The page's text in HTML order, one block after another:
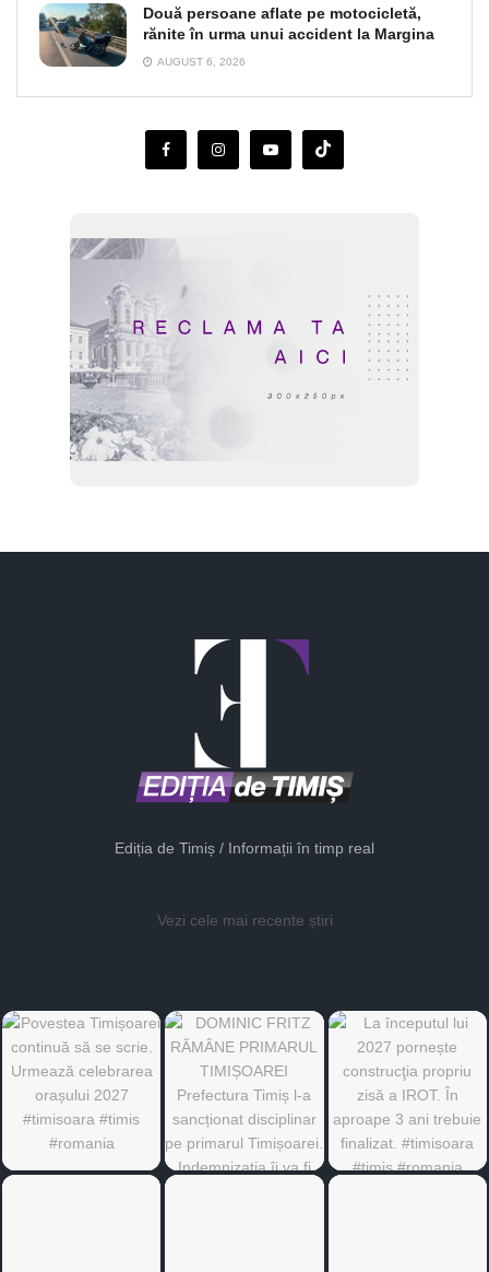
Două persoane aflate pe motocicletă,
rănite în urma unui accident la Margina
AUGUST 6, 2026
Ediția de Timiș / Informații în timp real
Vezi cele mai recente știri